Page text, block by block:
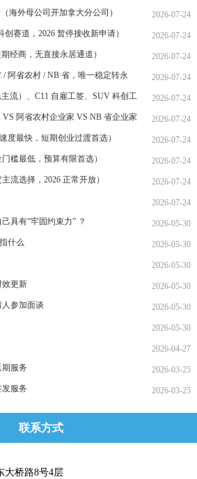
2026-07-24
海外母公司开加拿大分公司）
2026-07-24
赛道，2026 暂停接收新申请）
2026-07-24
经商，无直接永居通道）
2026-07-24
/ 阿省农村 / NB 省，唯一稳定转永
2026-07-24
流）、C11 自雇工签、SUV 科创工
2026-07-24
阿省农村企业家 VS NB 省企业家
月最新官方政策） 2026-07-24
度最快，短期创业过渡首选）
2026-07-24
槛最低，预算有限首选）
2026-07-24
流选择，2026 正常开放）
2026-07-24
2026-05-30
具有“牢固约束力” ？
2026-05-30
什么
2026-05-30
2026-05-30
效更新
2026-05-30
参加面谈
2026-05-30
2026-04-27
2026-03-25
服务
2026-03-25
服务
联系方式
大桥路8号4层